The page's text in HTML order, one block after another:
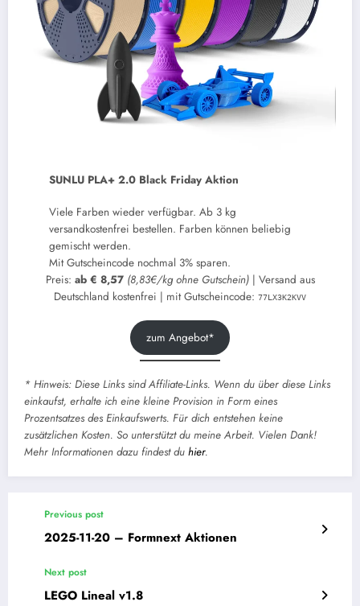
SUNLU PLA+ 2.0 Black Friday Aktion
Viele Farben wieder verfügbar. Ab 3 kg
versandkostenfrei bestellen. Farben können beliebig
gemischt werden.
Mit Gutscheincode nochmal 3% sparen.
Preis: ab € 8,57 (8,83€/kg ohne Gutschein)| Versand aus
Deutschland kostenfrei | mit Gutscheincode: 77LX3K2KVV
zum Angebot*
* Hinweis: Diese Links sind Affiliate-Links. Wenn du über diese Links
einkaufst, erhalte ich eine kleine Provision in Form eines
Prozentsatzes des Einkaufswerts. Für dich entstehen keine
zusätzlichen Kosten. So unterstützt du meine Arbeit. Vielen Dank!
Mehr Informationen dazu findest du hier.
Previous post
2025-11-20 – Formnext Aktionen
Next post
LEGO Lineal v1.8